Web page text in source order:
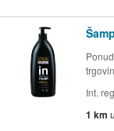
Int.
1 km